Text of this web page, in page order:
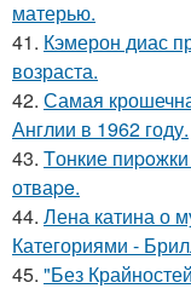
матерью.
41. Кэмерон диас
возраста.
42. Самая
Англии в 1962 году.
43. Tонкие
отваpe.
44. Лена катина о
Категориями -
45. "Без